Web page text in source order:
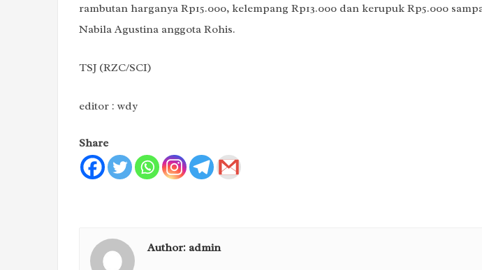
rambutan harganya Rp15.000, kelempang Rp13.000 dan kerupuk Rp5.000
Nabila Agustina anggota Rohis.
TSJ (RZC/SCI)
editor : wdy
Share
Author: admin